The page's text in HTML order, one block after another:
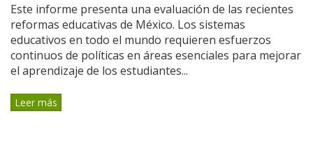
Este informe presenta una evaluación de las recientes
reformas educativas de México. Los sistemas
educativos en todo el mundo requieren esfuerzos
continuos de políticas en áreas esenciales para mejorar
el aprendizaje de los estudiantes...
Leer más